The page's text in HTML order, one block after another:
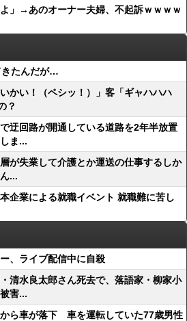
よ」→あのオーナー夫婦、不起訴ｗｗｗｗ
きたんだが…
かい！（ペシッ！）」客「ギャハハハ
？
迂回路が開通している道路を2年半放置
ま...
が失業して介護とか運送の仕事するしか
...
企業による就職イベント 就職難に苦し
、ライブ配信中に自殺
清水良太郎さん死去で、落語家・柳家小
害...
ら車が落下 車を運転していた77歳男性